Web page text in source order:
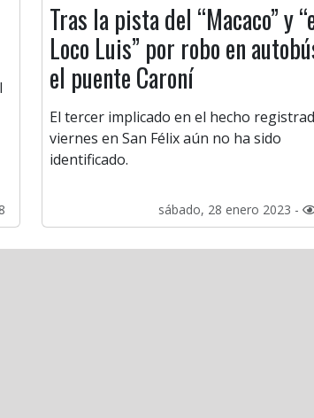
Tras la pista del “Macaco” y
Loco Luis” por robo en
el puente Caroní
El tercer implicado en el hecho
viernes en San Félix aún no ha sido
identificado.
sábado, 28 enero 2023 -